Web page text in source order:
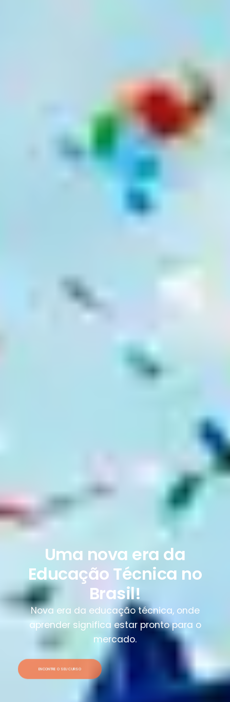
Uma nova era da
Educação Técnica no
Brasil!
Nova era da educação técnica, onde
aprender significa estar pronto para o
mercado.